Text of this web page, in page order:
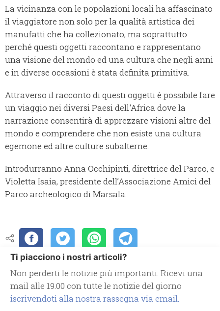
La vicinanza con le popolazioni locali ha affascinato
il viaggiatore non solo per la qualità artistica dei
manufatti che ha collezionato, ma soprattutto
perché questi oggetti raccontano e rappresentano
una visione del mondo ed una cultura che negli anni
e in diverse occasioni è stata definita primitiva.
Attraverso il racconto di questi oggetti è possibile fare
un viaggio nei diversi Paesi dell'Africa dove la
narrazione consentirà di apprezzare visioni altre del
mondo e comprendere che non esiste una cultura
egemone ed altre culture subalterne.
Introdurranno Anna Occhipinti, direttrice del Parco, e
Violetta Isaia, presidente dell’Associazione Amici del
Parco archeologico di Marsala.
Ti piacciono i nostri articoli?
Non perderti le notizie più importanti. Ricevi una
mail alle 19.00 con tutte le notizie del giorno
iscrivendoti alla nostra rassegna via email.